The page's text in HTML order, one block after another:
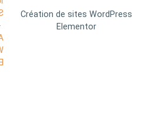
Création de sites WordPress
Elementor